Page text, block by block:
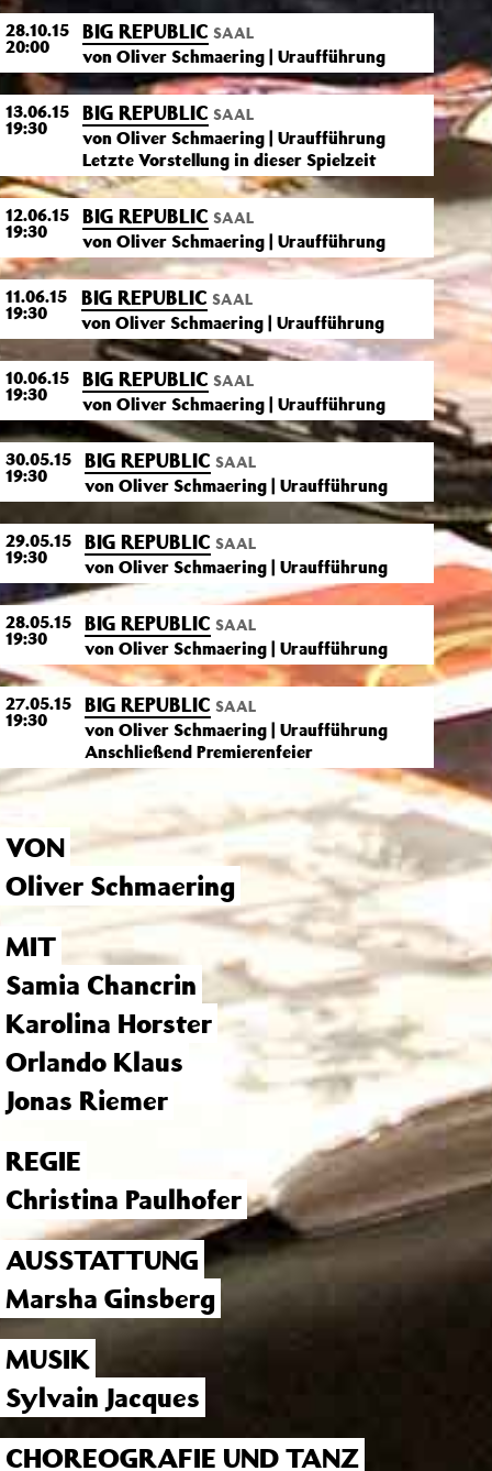
28.10.15
20:00
BIG REPUBLIC SAAL
von Oliver Schmaering | Uraufführung
13.06.15
19:30
BIG REPUBLIC SAAL
von Oliver Schmaering | Uraufführung
Letzte Vorstellung in dieser Spielzeit
12.06.15
19:30
BIG REPUBLIC SAAL
von Oliver Schmaering | Uraufführung
11.06.15
19:30
BIG REPUBLIC SAAL
von Oliver Schmaering | Uraufführung
10.06.15
19:30
BIG REPUBLIC SAAL
von Oliver Schmaering | Uraufführung
30.05.15
19:30
BIG REPUBLIC SAAL
von Oliver Schmaering | Uraufführung
29.05.15
19:30
BIG REPUBLIC SAAL
von Oliver Schmaering | Uraufführung
28.05.15
19:30
BIG REPUBLIC SAAL
von Oliver Schmaering | Uraufführung
27.05.15
19:30
BIG REPUBLIC SAAL
von Oliver Schmaering | Uraufführung
Anschließend Premierenfeier
VON
Oliver Schmaering
MIT
Samia Chancrin
Karolina Horster
Orlando Klaus
Jonas Riemer
REGIE
Christina Paulhofer
AUSSTATTUNG
Marsha Ginsberg
MUSIK
Sylvain Jacques
CHOREOGRAFIE UND TANZ